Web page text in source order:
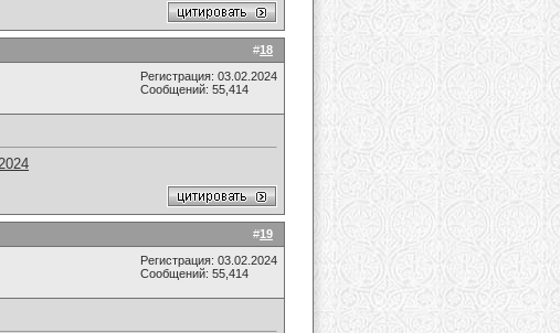
#18
Регистрация: 03.02.2024
Сообщений: 55,414
#19
Регистрация: 03.02.2024
Сообщений: 55,414